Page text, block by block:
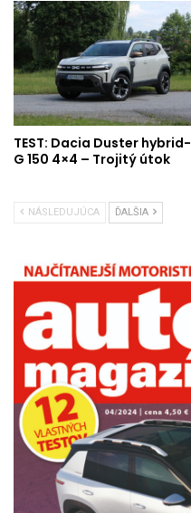
TEST: Dacia Duster hybrid-
G 150 4×4 – Trojitý útok
NÁSLEDUJÚCA ĎALŠIA